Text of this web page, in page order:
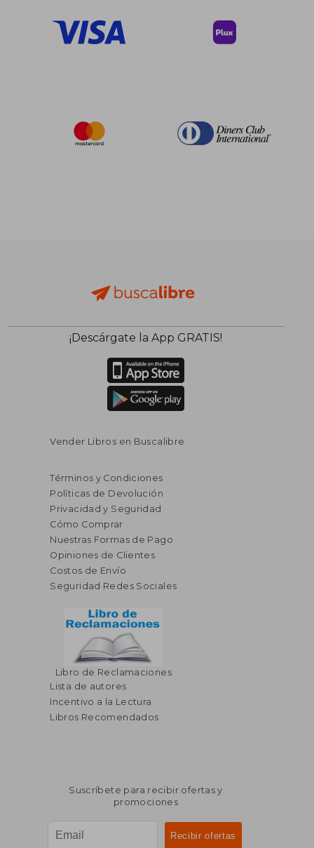
¡Descárgate la App GRATIS!
Vender Libros en Buscalibre
Términos y Condiciones
Políticas de Devolución
Privacidad y Seguridad
Cómo Comprar
Nuestras Formas de Pago
Opiniones de Clientes
Costos de Envío
Seguridad Redes Sociales
Libro de Reclamaciones
Lista de autores
Incentivo a la Lectura
Libros Recomendados
Suscríbete para recibir ofertas y
promociones